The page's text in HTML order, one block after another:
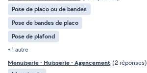
Pose de placo ou de bandes
Pose de bandes de placo
Pose de plafond
+ 1 autre
Menuiserie - Huisserie - Agencement (2 réponses)